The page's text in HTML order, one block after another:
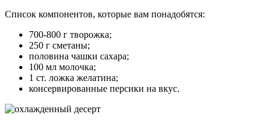
Список компонентов, которые вам понадобятся:
700-800 г творожка;
250 г сметаны;
половина чашки сахара;
100 мл молочка;
1 ст. ложка желатина;
консервированные персики на вкус.